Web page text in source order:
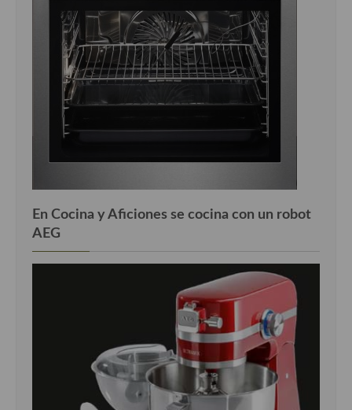
En Cocina y Aficiones se cocina con un robot
AEG